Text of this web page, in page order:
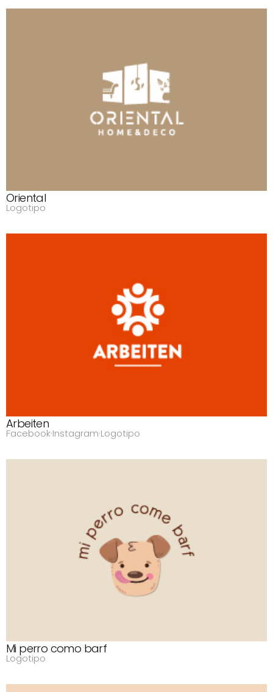
Oriental
Logotipo
Arbeiten
Facebook·Instagram·Logotipo
Mi perro como barf
Logotipo